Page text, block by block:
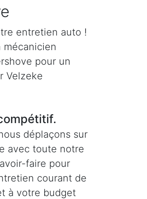
entretien auto !
mécanicien
pour un
Velzeke
déplaçons sur
avec toute notre
faire pour
courant de
à votre budget